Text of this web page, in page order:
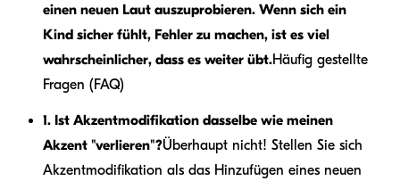
einen neuen Laut auszuprobieren. Wenn sich ein
Kind sicher fühlt, Fehler zu machen, ist es viel
wahrscheinlicher, dass es weiter übt.Häufig gestellte
Fragen (FAQ)
1. Ist Akzentmodifikation dasselbe wie meinen
Akzent "verlieren"?Überhaupt nicht! Stellen Sie sich
Akzentmodifikation als das Hinzufügen eines neuen